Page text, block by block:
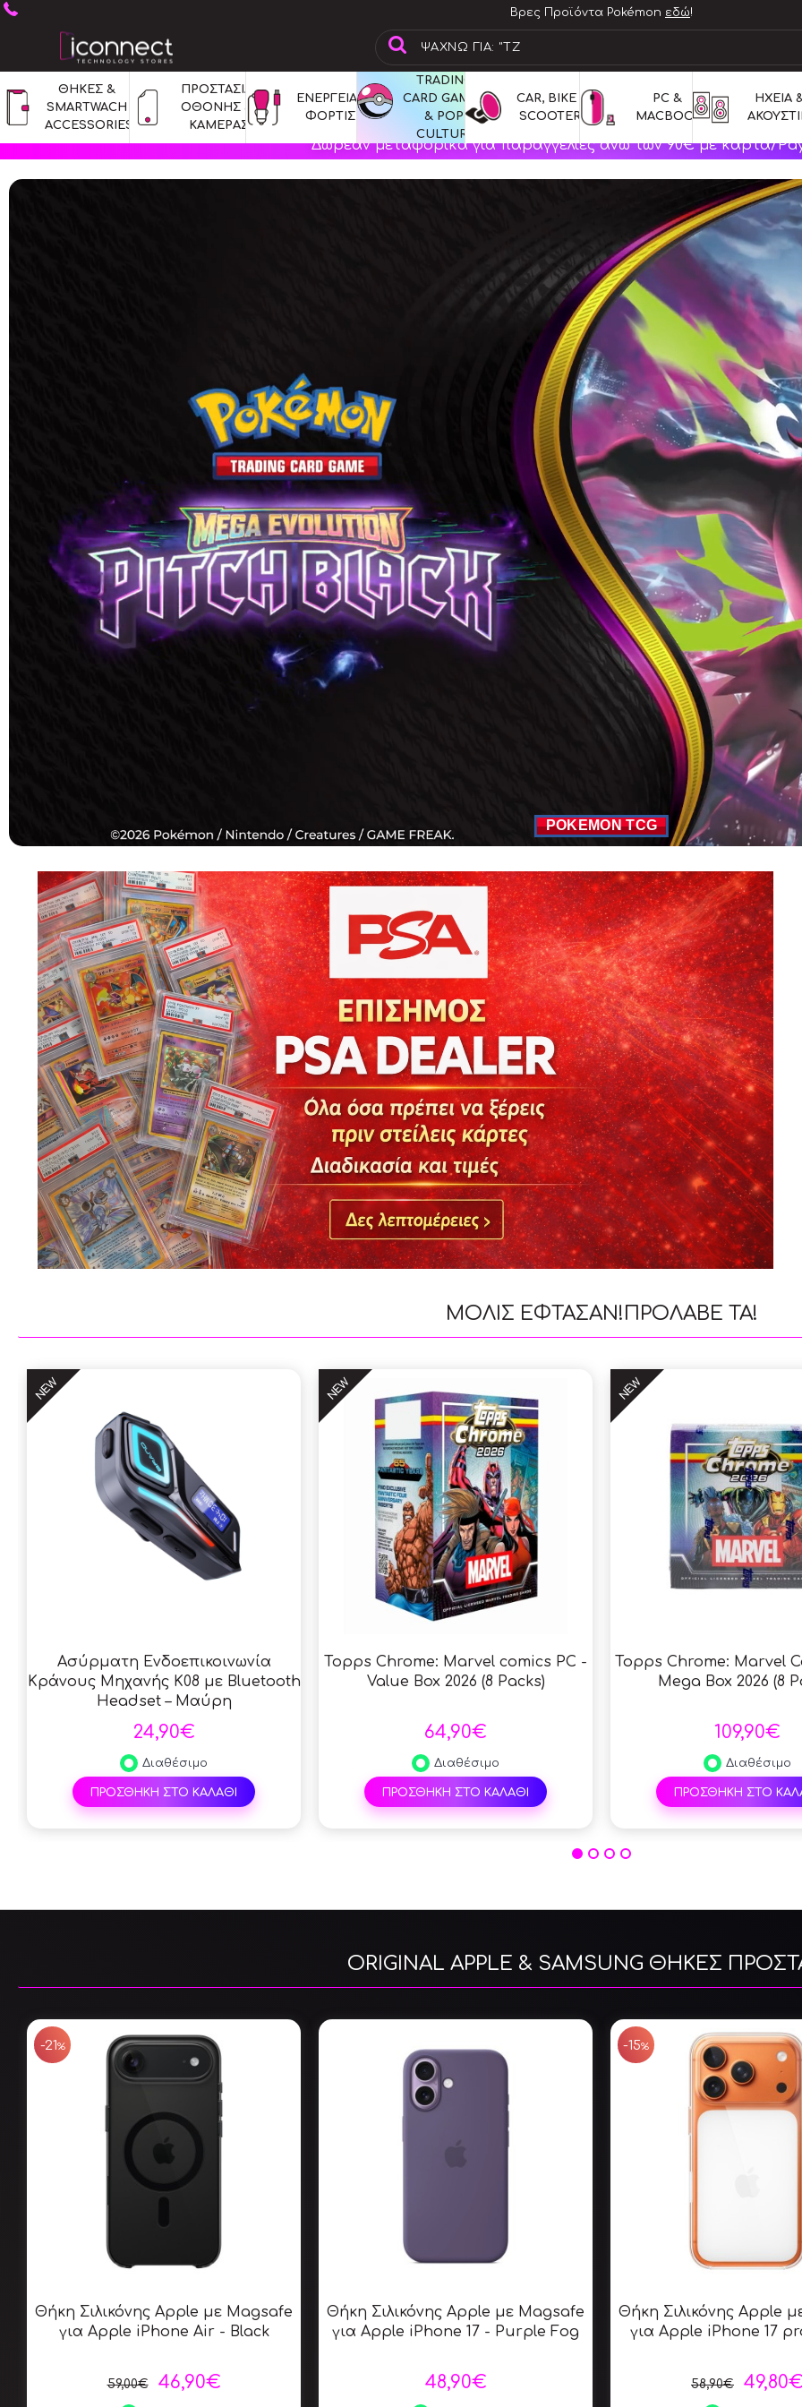
Βρες Προϊόντα Pokémon εδώ!
ΘΗΚΕΣ &
SMARTWACH
ACCESSORIES
ΠΡΟΣΤΑΣΙΑ
ΟΘΟΝΗΣ &
ΚΑΜΕΡΑΣ
ΕΝΕΡΓΕΙΑ &
ΦΟΡΤΙΣΗ
TRADING
CARD GAMES
& POP
CULTURE
CAR, BIKE &
SCOOTERS
PC &
MACBOOK
ΗΧΕΙΑ
Δωρεάν μεταφορικά για παραγγελίες άνω των 90€ με κάρτα/
POKEMON TCG
ΜΟΛΙΣ ΕΦΤΑΣΑΝ!ΠΡΟΛΑΒΕ ΤΑ!
NEW
Ασύρματη Ενδοεπικοινωνία
Κράνους Μηχανής K08 με Bluetooth
Headset – Μαύρη
24,90€
Διαθέσιμο
ΠΡΟΣΘΗΚΗ ΣΤΟ ΚΑΛΑΘΙ
NEW
Topps Chrome: Marvel comics PC -
Value Box 2026 (8 Packs)
64,90€
Διαθέσιμο
ΠΡΟΣΘΗΚΗ ΣΤΟ ΚΑΛΑΘΙ
NEW
Topps Chrome: Marvel
Mega Box 2026 (8
109,90€
Διαθέσιμο
ΠΡΟΣΘΗΚΗ ΣΤΟ
ORIGINAL APPLE & SAMSUNG ΘΗΚΕΣ
SALE
-21%
Θήκη Σιλικόνης Apple με Magsafe
για Apple iPhone Air - Black
59,00€ 46,90€
Θήκη Σιλικόνης Apple με Magsafe
για Apple iPhone 17 - Purple Fog
48,90€
-15%
Θήκη Σιλικόνης Apple
για Apple iPhone 17
58,90€